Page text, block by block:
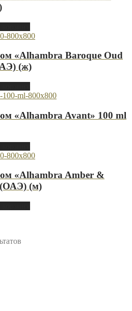
«Alhambra Baroque Oud
(ж)
«Alhambra Avant» 100 ml
«Alhambra Amber &
(ОАЭ) (м)